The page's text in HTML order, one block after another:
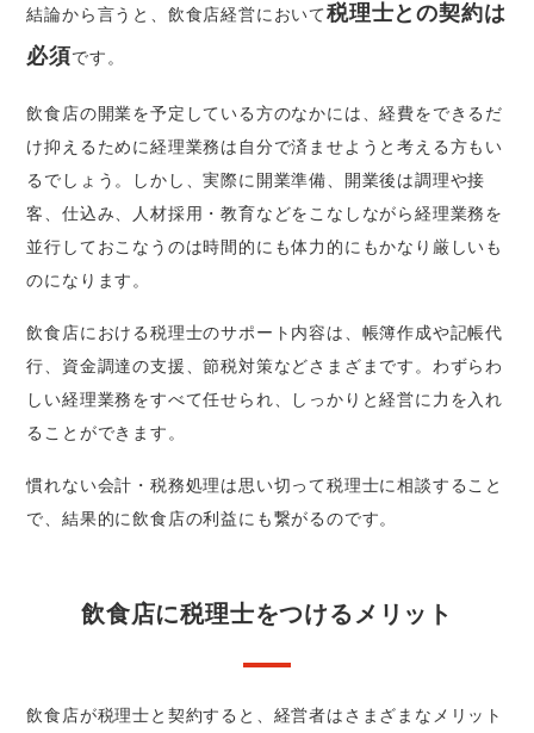
結論から言うと、飲食店経営において税理士との契約は
必須です。
飲食店の開業を予定している方のなかには、経費をできるだ
け抑えるために経理業務は自分で済ませようと考える方もい
るでしょう。しかし、実際に開業準備、開業後は調理や接
客、仕込み、人材採用・教育などをこなしながら経理業務を
並行しておこなうのは時間的にも体力的にもかなり厳しいも
のになります。
飲食店における税理士のサポート内容は、帳簿作成や記帳代
行、資金調達の支援、節税対策などさまざまです。わずらわ
しい経理業務をすべて任せられ、しっかりと経営に力を入れ
ることができます。
慣れない会計・税務処理は思い切って税理士に相談すること
で、結果的に飲食店の利益にも繋がるのです。
飲食店に税理士をつけるメリット
飲食店が税理士と契約すると、経営者はさまざまなメリット